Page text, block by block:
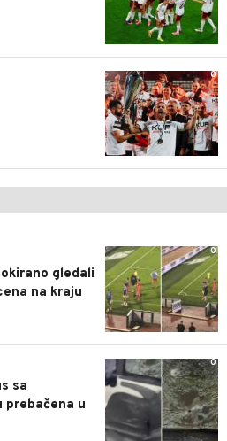
0
0
gledali
na kraju
0
sa
u